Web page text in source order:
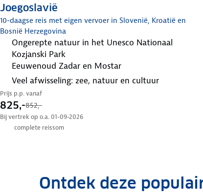
Joegoslavië
10-daagse reis met eigen vervoer in Slovenië, Kroatië en
Bosnië Herzegovina
ongerepte natuur in het Unesco Nationaal
Kozjanski Park
eeuwenoud Zadar en Mostar
veel afwisseling: zee, natuur en cultuur
Prijs p.p. vanaf
825,-852,-
Bij vertrek op o.a. 01-09-2026
complete reissom
Ontdek deze